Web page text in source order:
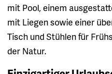
mit Pool, einem
mit Liegen sowie einer
Tisch und Stühlen für
der Natur.